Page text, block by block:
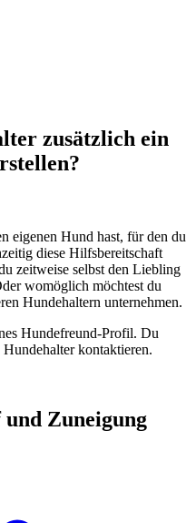
zusätzlich ein
eigenen Hund hast, für den du
diese Hilfsbereitschaft
zeitweise selbst den Liebling
womöglich möchtest du
Hundehaltern unternehmen.
Hundefreund-Profil. Du
kontaktieren.
Zuneigung